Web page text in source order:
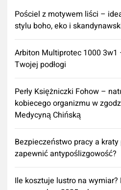
Pościel z motywem liści –
stylu boho, eko i
Arbiton Multiprotec 1000
Twojej podłogi
Perły Księżniczki Fohow –
kobiecego organizmu w
Medycyną Chińską
Bezpieczeństwo pracy a
zapewnić antypoślizgowość?
Ile kosztuje lustro na